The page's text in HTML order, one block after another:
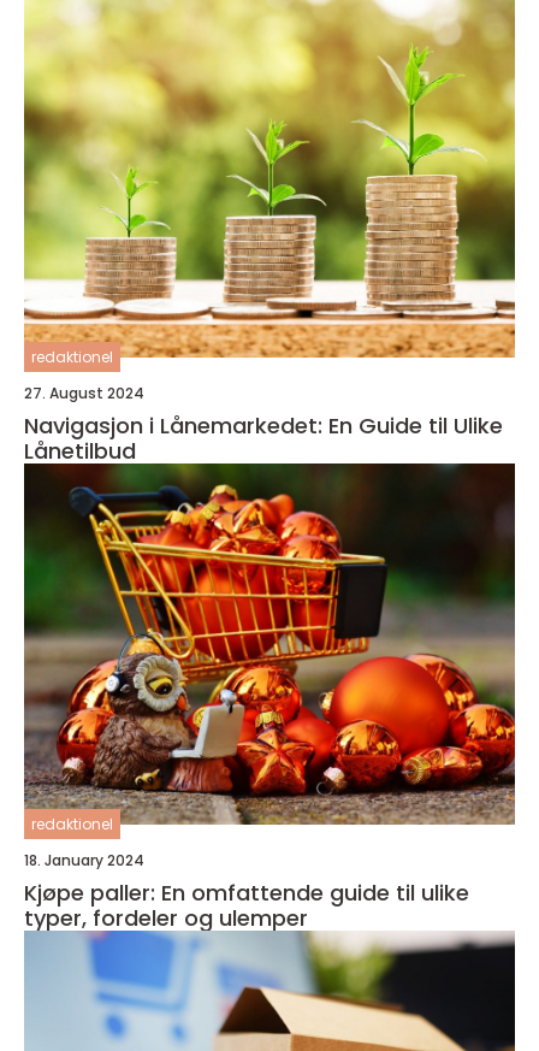
redaktionel
27. August 2024
Navigasjon i Lånemarkedet: En Guide til Ulike
Lånetilbud
redaktionel
18. January 2024
Kjøpe paller: En omfattende guide til ulike
typer, fordeler og ulemper